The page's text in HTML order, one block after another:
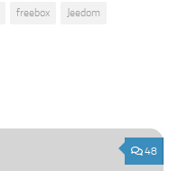
freebox
Jeedom
48